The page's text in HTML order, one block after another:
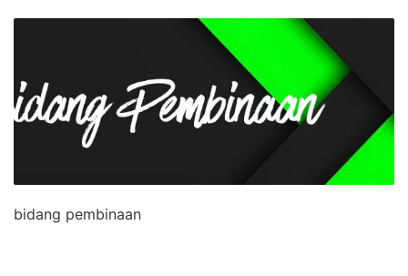
bidang pembinaan